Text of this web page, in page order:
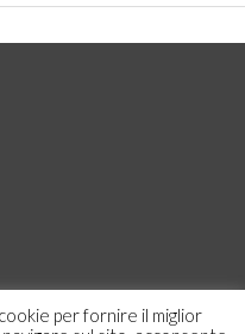
per fornire il miglior